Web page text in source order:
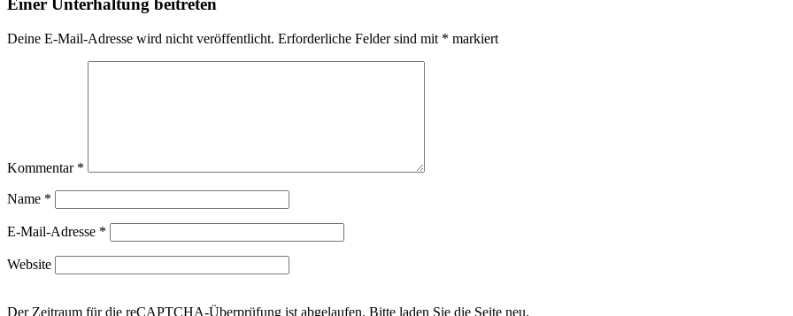
Einer Unterhaltung beitreten
Deine E-Mail-Adresse wird nicht veröffentlicht. Erforderliche Felder sind mit * markiert
Kommentar *
Name *
E-Mail-Adresse *
Website
Der Zeitraum für die reCAPTCHA-Überprüfung ist abgelaufen. Bitte laden Sie die Seite neu.